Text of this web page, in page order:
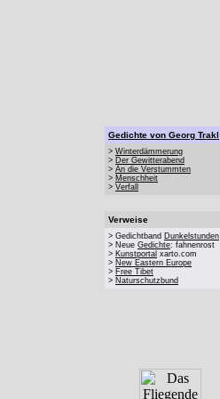
Gedichte von Georg Trakl
> Winterdämmerung
> Der Gewitterabend
> An die Verstummten
> Menschheit
> Verfall
Verweise
> Gedichtband Dunkelstunden
> Neue Gedichte: fahnenrost
> Kunstportal xarto.com
> New Eastern Europe
> Free Tibet
> Naturschutzbund